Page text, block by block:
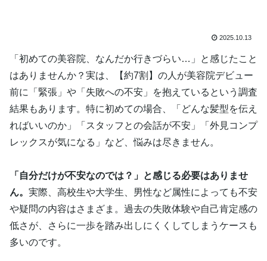
2025.10.13
「初めての美容院、なんだか行きづらい…」と感じたこと
はありませんか？実は、【約7割】の人が美容院デビュー
前に「緊張」や「失敗への不安」を抱えているという調査
結果もあります。特に初めての場合、「どんな髪型を伝え
ればいいのか」「スタッフとの会話が不安」「外見コンプ
レックスが気になる」など、悩みは尽きません。
「自分だけが不安なのでは？」と感じる必要はありませ
ん。 実際、高校生や大学生、男性など属性によっても不安
や疑問の内容はさまざま。過去の失敗体験や自己肯定感の
低さが、さらに一歩を踏み出しにくくしてしまうケースも
多いのです。